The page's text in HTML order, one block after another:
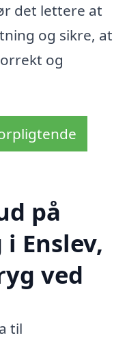
det lettere at
og sikre, at
og
på
Enslev,
ved
til